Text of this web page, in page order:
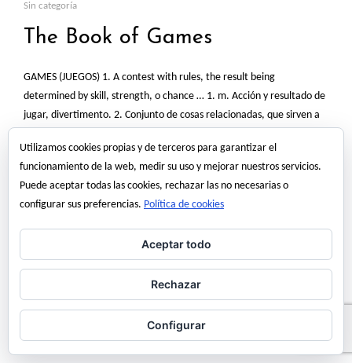
Sin categoría
The Book of Games
GAMES (JUEGOS) 1. A contest with rules, the result being
determined by skill, strength, o chance … 1. m. Acción y resultado de
jugar, divertimento. 2. Conjunto de cosas relacionadas, que sirven a
serie de libros editados por Cristian Pinto Valenzuela….
Read More
Cristian Pinto Valenzuela games
Utilizamos cookies propias y de terceros para garantizar el
funcionamiento de la web, medir su uso y mejorar nuestros servicios.
Puede aceptar todas las cookies, rechazar las no necesarias o
configurar sus preferencias. Política de cookies
Aceptar todo
Rechazar
Configurar